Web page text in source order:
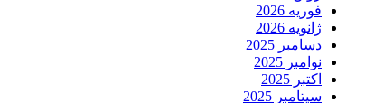
فوریه 2026
ژانویه 2026
دسامبر 2025
نوامبر 2025
اکتبر 2025
سپتامبر 2025